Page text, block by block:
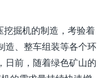
掘机的制造，考验着
造、整车组装等各个环
日前，随着绿色矿山的